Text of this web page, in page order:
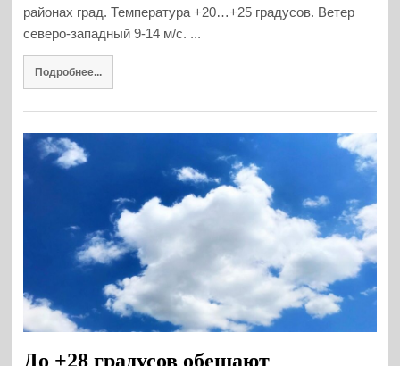
районах град. Температура +20…+25 градусов. Ветер
северо-западный 9-14 м/с. ...
Подробнее...
До +28 градусов обещают